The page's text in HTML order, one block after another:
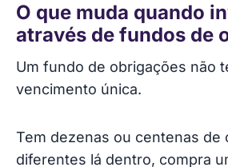
O que muda quando
através de fundos de
Um fundo de obrigações não
vencimento única.
Tem dezenas ou centenas de
diferentes lá dentro, compra